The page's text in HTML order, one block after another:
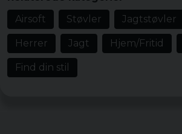
Ydersål: gummi
Indersål: EVA-skum
Snøring: polyester
Håkan
for 3 år siden
Juan
for 4 år siden
Airsoft
Støvler Jagtstøvler
Herrer Jagt Hjem/Fritid
Find din stil